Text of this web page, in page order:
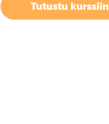
Tutustu kurssiin